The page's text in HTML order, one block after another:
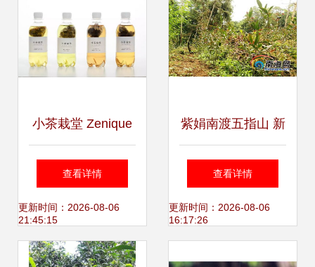
小茶栽堂 Zenique
Tea 源于台湾的自
然栽培茶香，品味
纯粹农副精品
查看详情
更新时间：2026-08-06
21:45:15
紫娟南渡五指山 新
品种引种成功填补
海南高端茶产业空
查看详情
更新时间：2026-08-06
16:17:26